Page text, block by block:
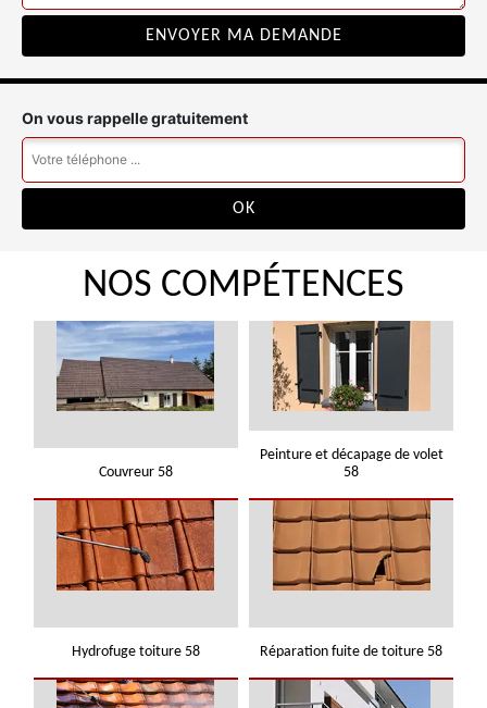
On vous rappelle gratuitement
NOS COMPÉTENCES
Couvreur 58
Peinture et décapage de volet
58
Hydrofuge toiture 58 Réparation fuite de toiture 58